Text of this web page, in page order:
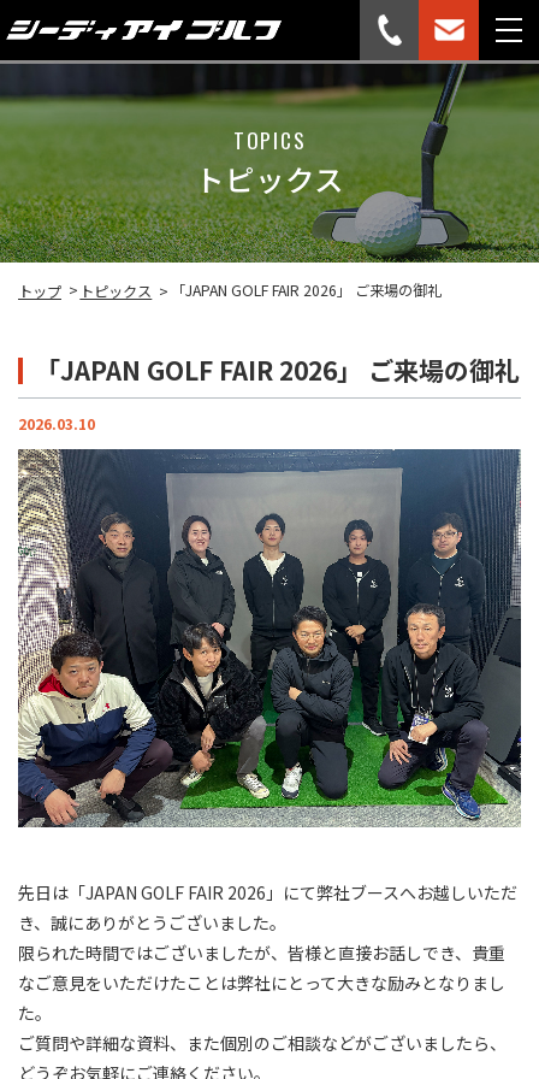
TOPICS
トピックス
トップ トピックス 「JAPAN GOLF FAIR 2026」 ご来場の御礼
「JAPAN GOLF FAIR 2026」 ご来場の御礼
2026.03.10
先日は「JAPAN GOLF FAIR 2026」にて弊社ブースへお越しいただ
き、誠にありがとうございました。
限られた時間ではございましたが、皆様と直接お話しでき、貴重
なご意見をいただけたことは弊社にとって大きな励みとなりまし
た。
ご質問や詳細な資料、また個別のご相談などがございましたら、
どうぞお気軽にご連絡ください。